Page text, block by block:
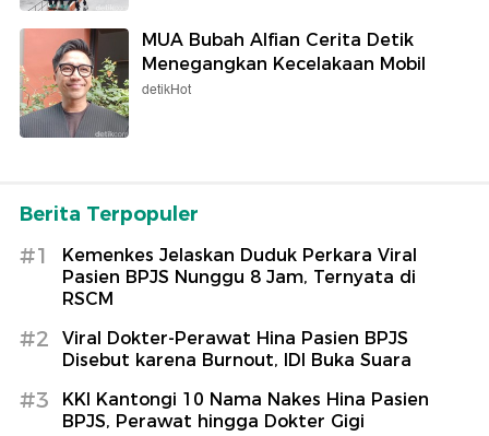
MUA Bubah Alfian Cerita Detik
Menegangkan Kecelakaan Mobil
detikHot
Berita Terpopuler
#1
Kemenkes Jelaskan Duduk Perkara Viral
Pasien BPJS Nunggu 8 Jam, Ternyata di
RSCM
#2
Viral Dokter-Perawat Hina Pasien BPJS
Disebut karena Burnout, IDI Buka Suara
#3
KKI Kantongi 10 Nama Nakes Hina Pasien
BPJS, Perawat hingga Dokter Gigi